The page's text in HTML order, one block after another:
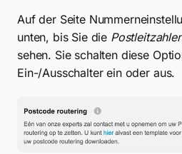
Auf der Seite
unten, bis Sie die
sehen. Sie schalten diese
Ein-/Ausschalter ein oder aus.